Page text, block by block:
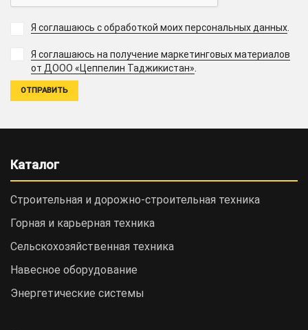
Я соглашаюсь с обработкой моих персональных данных
Я соглашаюсь на получение маркетинговых материалов
от ДООО «Цеппелин Таджикистан».
Каталог
Строительная и дорожно-cтроительная техника
Горная и карьерная техника
Сельскохозяйственная техника
Навесное оборудование
Энергетические системы